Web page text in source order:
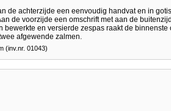
de achterzijde een eenvoudig handvat en in
de voorzijde een omschrift met aan de
bewerkte en versierde zespas raakt de
afgewende zalmen.
(inv.nr. 01043)